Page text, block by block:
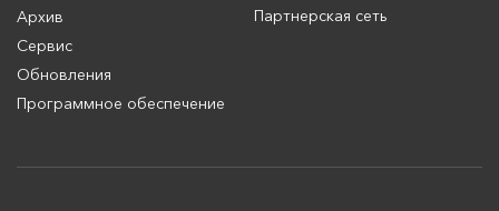
Архив
Сервис
Обновления
Программное обеспечение
Партнерская сеть